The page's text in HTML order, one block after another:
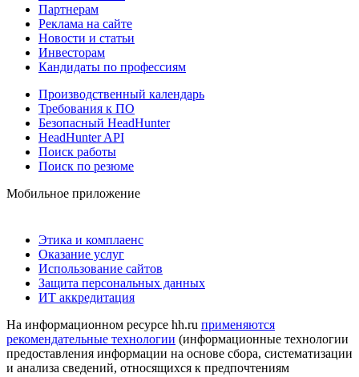
Партнерам
Реклама на сайте
Новости и статьи
Инвесторам
Кандидаты по профессиям
Производственный календарь
Требования к ПО
Безопасный HeadHunter
HeadHunter API
Поиск работы
Поиск по резюме
Мобильное приложение
Этика и комплаенс
Оказание услуг
Использование сайтов
Защита персональных данных
ИТ аккредитация
На информационном ресурсе hh.ru применяются
рекомендательные технологии (информационные технологии
предоставления информации на основе сбора, систематизации
и анализа сведений, относящихся к предпочтениям